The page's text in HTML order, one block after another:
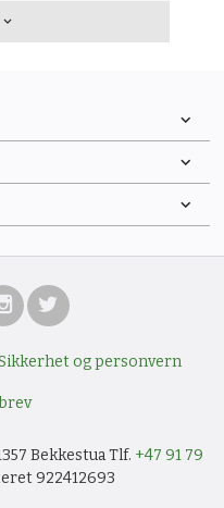
og personvern
Bekkestua Tlf. +47 91 79
922412693